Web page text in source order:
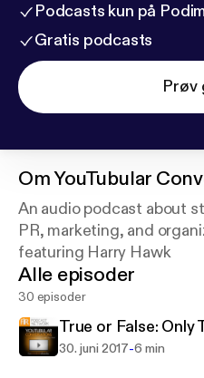
Podcasts kun på
Gratis podcasts
Prøv
OmYouTubular
An audio podcast about
PR, marketing, and
featuring Harry Hawk
Alle episoder
30 episoder
True or False: Only
30. juni 2017-6 min